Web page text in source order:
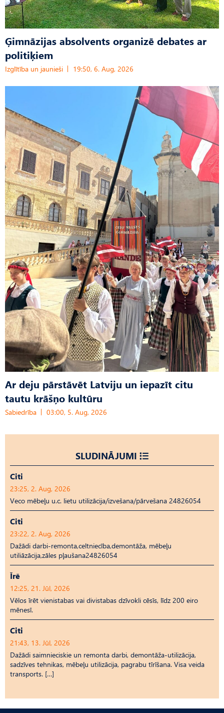
Ģimnāzijas absolvents organizē debates ar
politiķiem
Izglītība un jaunieši 19:50, 6. Aug, 2026
Ar deju pārstāvēt Latviju un iepazīt citu
tautu krāšņo kultūru
Sabiedrība 03:00, 5. Aug, 2026
SLUDINĀJUMI
Citi
23:25, 2. Aug, 2026
Veco mēbeļu u.c. lietu utilizācija/izvešana/pārvešana 24826054
Citi
23:22, 2. Aug, 2026
Dažādi darbi-remonta,celtniecība,demontāža, mēbeļu
utiliāzācija,zāles pļaušana24826054
Īrē
12:25, 21. Jūl, 2026
Vēlos īrēt vienistabas vai divistabas dzīvokli cēsīs, līdz 200 eiro
mēnesī.
Citi
21:43, 13. Jūl, 2026
Dažādi saimnieciskie un remonta darbi, demontāža-utilizācija,
sadzīves tehnikas, mēbeļu utilizācija, pagrabu tīrīšana. Visa veida
transports. […]